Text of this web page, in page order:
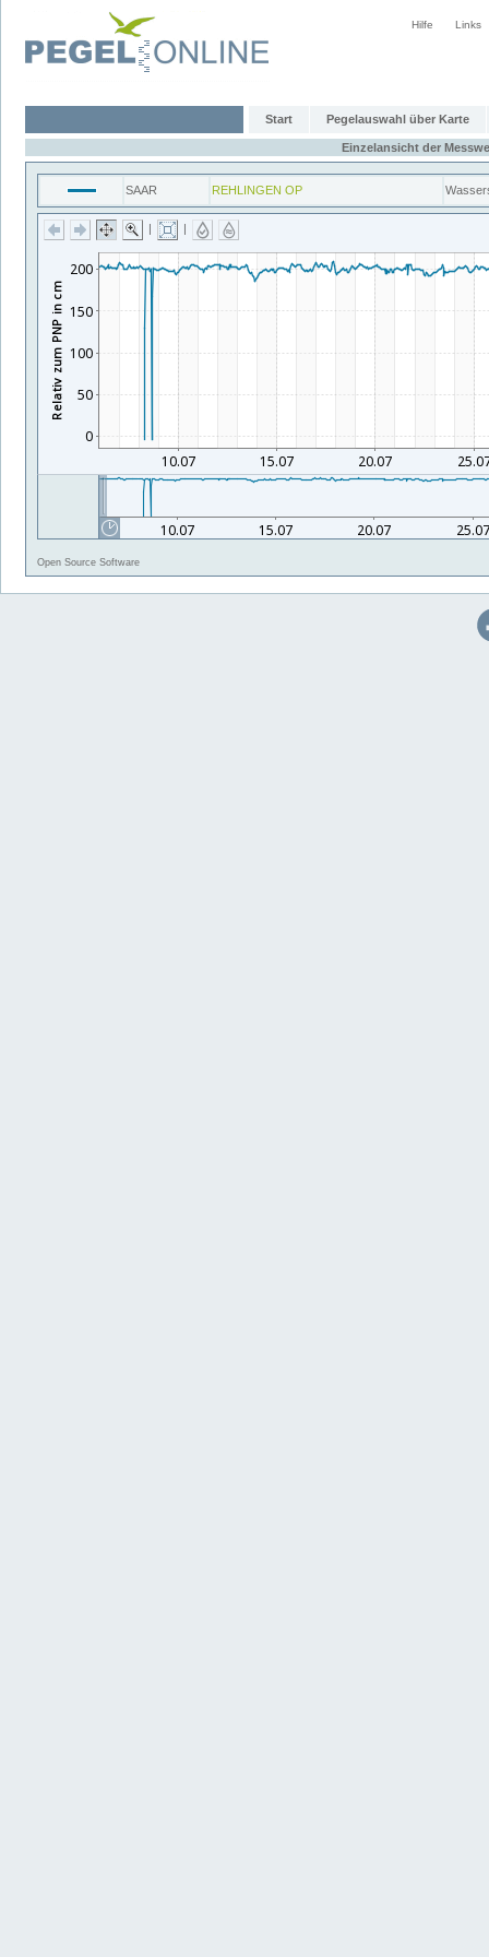
Hilfe Links
Start Pegelauswahl über Karte
Einzelansicht der
SAAR REHLINGEN OP
| |
Open Source Software